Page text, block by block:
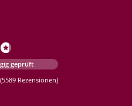
geprüft
(5589 Rezensionen)